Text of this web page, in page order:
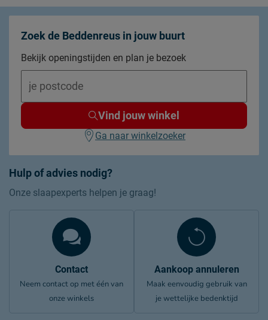
Hulp of advies nodig?
Onze slaapexperts helpen je graag!
Contact
Neem contact op met één van
onze winkels
Aankoop annuleren
Maak eenvoudig gebruik van
je wettelijke bedenktijd
Zoek de Beddenreus in jouw buurt
Bekijk openingstijden en plan je bezoek
Vind jouw winkel
Ga naar winkelzoeker